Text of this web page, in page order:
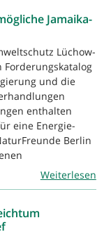
Jamaika-
Lüchow-
und die
enthalten
eine Energie-
Berlin
Weiterlesen